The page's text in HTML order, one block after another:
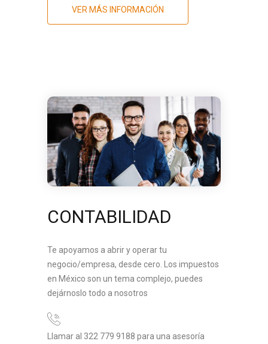
VER MÁS INFORMACIÓN
CONTABILIDAD
Te apoyamos a abrir y operar tu
negocio/empresa, desde cero. Los impuestos
en México son un tema complejo, puedes
dejárnoslo todo a nosotros
Llamar al 322 779 9188 para una asesoría